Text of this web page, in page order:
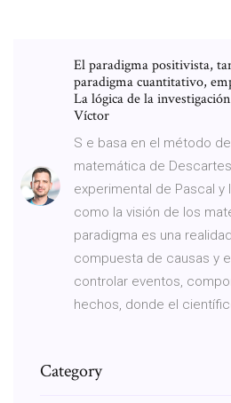
El paradigma positivista,
paradigma cuantitativo,
La lógica de la
Víctor
S e basa en el método
matemática de
experimental de Pascal y
como la visión de los
paradigma es una
compuesta de causas y
controlar eventos,
hechos, donde el
Category